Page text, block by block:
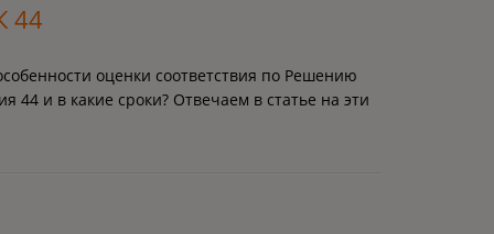
44
оценки соответствия по Решению
44 и в какие сроки? Отвечаем в статье на эти